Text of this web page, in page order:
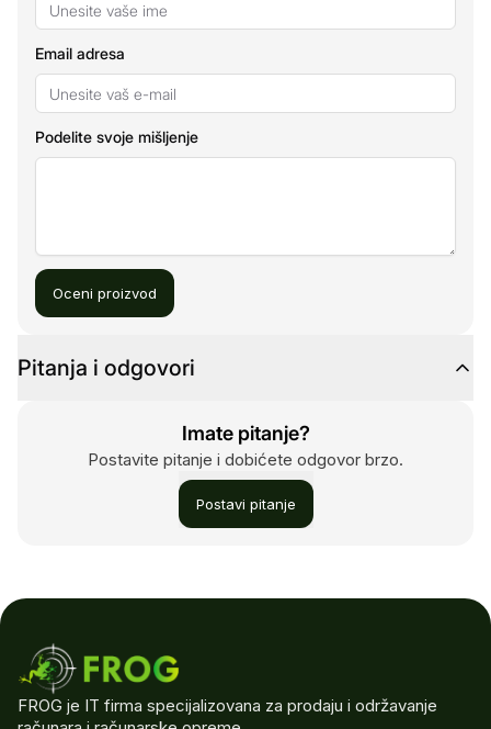
Email adresa
Podelite svoje mišljenje
Oceni proizvod
Pitanja i odgovori
Imate pitanje?
Postavite pitanje i dobićete odgovor brzo.
Postavi pitanje
FROG je IT firma specijalizovana za prodaju i održavanje